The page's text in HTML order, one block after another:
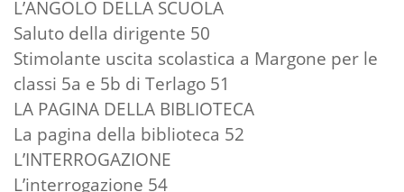
L’ANGOLO DELLA SCUOLA
Saluto della dirigente 50
Stimolante uscita scolastica a Margone per le
classi 5a e 5b di Terlago 51
LA PAGINA DELLA BIBLIOTECA
La pagina della biblioteca 52
L’INTERROGAZIONE
L’interrogazione 54